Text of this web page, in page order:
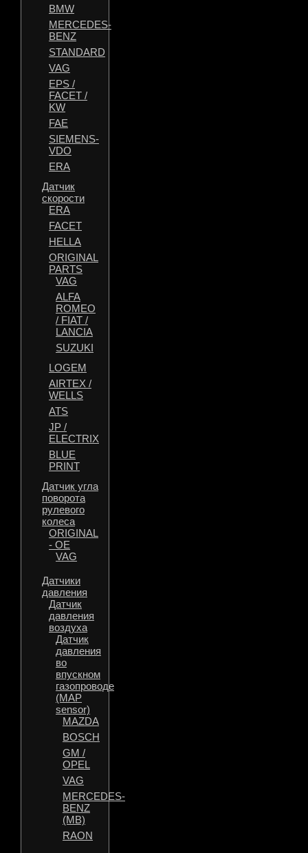
BMW
MERCEDES-
BENZ
STANDARD
VAG
EPS /
FACET /
KW
FAE
SIEMENS-
VDO
ERA
Датчик
скорости
ERA
FACET
HELLA
ORIGINAL
PARTS
VAG
ALFA
ROMEO
/ FIAT /
LANCIA
SUZUKI
LOGEM
AIRTEX /
WELLS
ATS
JP /
ELECTRIX
BLUE
PRINT
Датчик угла
поворота
рулевого
колеса
ORIGINAL
- OE
VAG
Датчики
давления
Датчик
давления
воздуха
Датчик
давления
во
впускном
газопроводе
(MAP
sensor)
MAZDA
BOSCH
GM /
OPEL
VAG
MERCEDES-
BENZ
(MB)
RAON